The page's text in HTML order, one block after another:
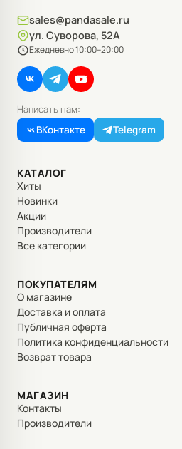
sales@pandasale.ru
ул. Суворова, 52А
Ежедневно 10:00–20:00
Написать нам:
ВКонтакте
Telegram
КАТАЛОГ
Хиты
Новинки
Акции
Производители
Все категории
ПОКУПАТЕЛЯМ
О магазине
Доставка и оплата
Публичная оферта
Политика конфиденциальности
Возврат товара
МАГАЗИН
Контакты
Производители